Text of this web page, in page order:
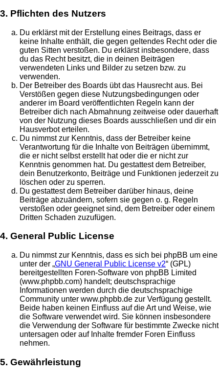
3. Pflichten des Nutzers
Du erklärst mit der Erstellung eines Beitrags, dass er
keine Inhalte enthält, die gegen geltendes Recht oder die
guten Sitten verstoßen. Du erklärst insbesondere, dass
du das Recht besitzt, die in deinen Beiträgen
verwendeten Links und Bilder zu setzen bzw. zu
verwenden.
Der Betreiber des Boards übt das Hausrecht aus. Bei
Verstößen gegen diese Nutzungsbedingungen oder
anderer im Board veröffentlichten Regeln kann der
Betreiber dich nach Abmahnung zeitweise oder dauerhaft
von der Nutzung dieses Boards ausschließen und dir ein
Hausverbot erteilen.
Du nimmst zur Kenntnis, dass der Betreiber keine
Verantwortung für die Inhalte von Beiträgen übernimmt,
die er nicht selbst erstellt hat oder die er nicht zur
Kenntnis genommen hat. Du gestattest dem Betreiber,
dein Benutzerkonto, Beiträge und Funktionen jederzeit zu
löschen oder zu sperren.
Du gestattest dem Betreiber darüber hinaus, deine
Beiträge abzuändern, sofern sie gegen o. g. Regeln
verstoßen oder geeignet sind, dem Betreiber oder einem
Dritten Schaden zuzufügen.
4. General Public License
Du nimmst zur Kenntnis, dass es sich bei phpBB um eine
unter der „GNU General Public License v2“ (GPL)
bereitgestellten Foren-Software von phpBB Limited
(www.phpbb.com) handelt; deutschsprachige
Informationen werden durch die deutschsprachige
Community unter www.phpbb.de zur Verfügung gestellt.
Beide haben keinen Einfluss auf die Art und Weise, wie
die Software verwendet wird. Sie können insbesondere
die Verwendung der Software für bestimmte Zwecke nicht
untersagen oder auf Inhalte fremder Foren Einfluss
nehmen.
5. Gewährleistung